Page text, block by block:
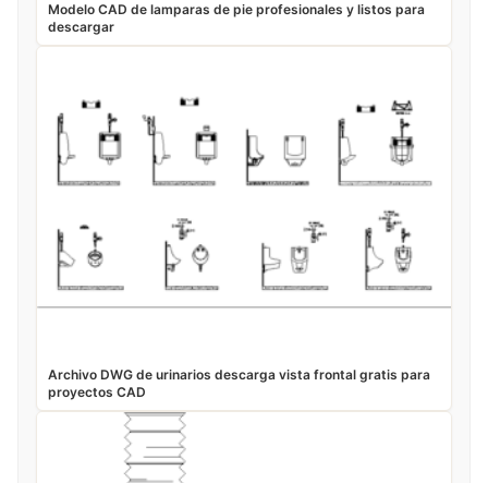
Modelo CAD de lamparas de pie profesionales y listos para
descargar
Archivo DWG de urinarios descarga vista frontal gratis para
proyectos CAD